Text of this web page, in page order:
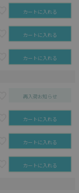
カートに入れる
カートに入れる
カートに入れる
再入荷お知らせ
カートに入れる
カートに入れる
カートに入れる